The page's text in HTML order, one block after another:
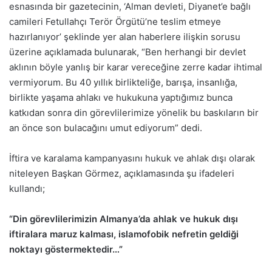
esnasında bir gazetecinin, ‘Alman devleti, Diyanet’e bağlı
camileri Fetullahçı Terör Örgütü’ne teslim etmeye
hazırlanıyor’ şeklinde yer alan haberlere ilişkin sorusu
üzerine açıklamada bulunarak, “Ben herhangi bir devlet
aklının böyle yanlış bir karar vereceğine zerre kadar ihtimal
vermiyorum. Bu 40 yıllık birlikteliğe, barışa, insanlığa,
birlikte yaşama ahlakı ve hukukuna yaptığımız bunca
katkıdan sonra din görevlilerimize yönelik bu baskıların bir
an önce son bulacağını umut ediyorum” dedi.
İftira ve karalama kampanyasını hukuk ve ahlak dışı olarak
niteleyen Başkan Görmez, açıklamasında şu ifadeleri
kullandı;
“Din görevlilerimizin Almanya’da ahlak ve hukuk dışı
iftiralara maruz kalması, islamofobik nefretin geldiği
noktayı göstermektedir…”